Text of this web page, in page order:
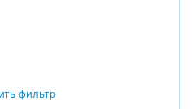
фильтр